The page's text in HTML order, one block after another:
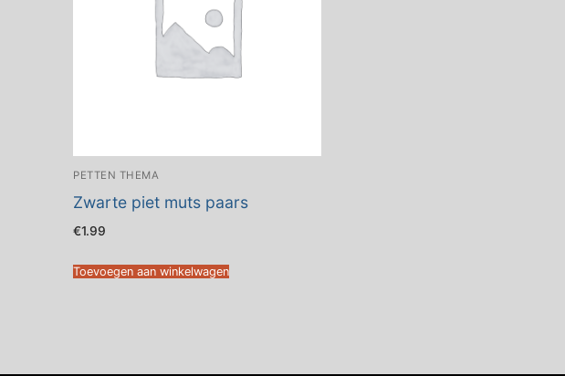
PETTEN THEMA
Zwarte piet muts paars
€1.99
Toevoegen aan winkelwagen